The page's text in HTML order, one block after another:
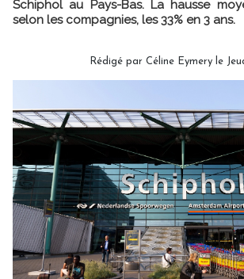
Schiphol au Pays-Bas. La hausse
selon les compagnies, les 33% en 3 ans.
Rédigé par Céline Eymery le